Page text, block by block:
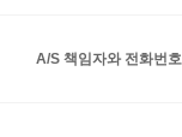
A/S 책임자와 전화번호